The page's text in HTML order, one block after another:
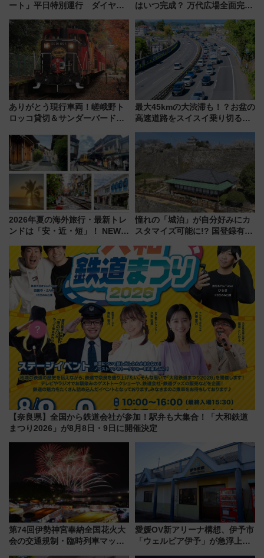
ート」平日特別運行 ダイヤ・
三浦海岸を堪能できるお出かけ
プランもご紹介
はいつ完成？ 万代広場全面完成
開発、バスタ新潟構想まで徹底
解説！
ありがとう現行車両！嵯峨野ト
ロッコ貸切＆サンダーバードレ
斉藤雪乃＆福原トシヒロと行
く！9月13日「京都の鉄道満喫
ツアー」開催
最大45kmの大渋滞も！？お盆の
高速道路をスイスイ乗り切る快
2026年夏の海外旅行・最新トレ
ンドは「安・近・短」！ NEWT
渡航先TOP5とは？ 円安時代の
旅行術
憧れの「城泊」が自分好みにカ
スタマイズ可能に!? 国登録有形
にオーダーメイド型の宿泊プラ
ンが誕生！
【奈良県】全国から鉄道会社が参加！駅弁も大集合！「大和鉄道
まつり2026」が8月8日・9日に開催決定
第74回伊勢神宮奉納全国花火大
会の交通規制・臨時列車マッ
愛媛OV新アリーナ構想、伊予市
「ウェルピア伊予」が急浮上！